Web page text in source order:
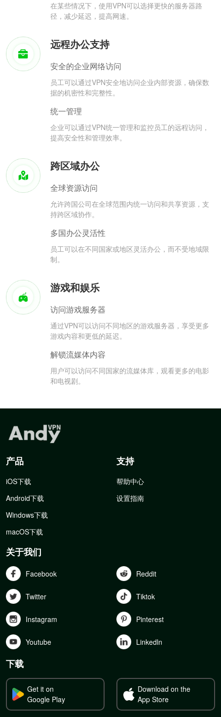
在某些情况下，使用VPN可以选择更快的服务器路
径，减少延迟，提高网速。
远程办公支持
安全的企业网络访问
员工可以通过VPN安全地访问企业内部资源，确保数
据的机密性和完整性。
统一管理
企业可以通过VPN统一管理和监控员工的远程访问，
提高安全性和管理效率。
跨区域办公
全球资源访问
允许跨国公司在全球范围内统一访问和共享资源，支
持跨区域协作。
多国办公灵活性
员工可以在不同国家或地区灵活办公，而不受地域限
制。
游戏和娱乐
访问游戏服务器
通过VPN可以访问不同地区的游戏服务器，享受更多
游戏内容和更低的延迟。
解锁流媒体内容
用户可以访问不同国家的流媒体库，观看更多的电影
和电视剧。
产品
iOS下载
Android下载
Windows下载
macOS下载
支持
帮助中心
设置指南
关于我们
Facebook Reddit
Twitter Tiktok
Instagram Pinterest
Youtube Linkedln
下载
Get it on
Google Play
Download on the
App Store